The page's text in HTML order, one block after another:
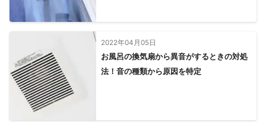
2022年04月05日
お風呂の換気扇から異音がするときの対処
法！音の種類から原因を特定